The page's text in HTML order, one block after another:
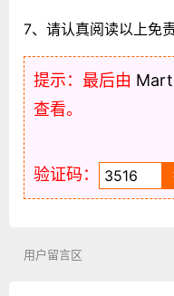
7、请认真阅读以上免
提示：最后由
查看。
验证码：
用户留言区